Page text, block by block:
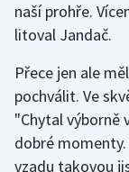
Plavání
Ragby
Rychlobruslení
naší prohře.
litoval Jandač.
Přece jen ale
pochválit. Ve
"Chytal výborně
dobré
vzadu takovou